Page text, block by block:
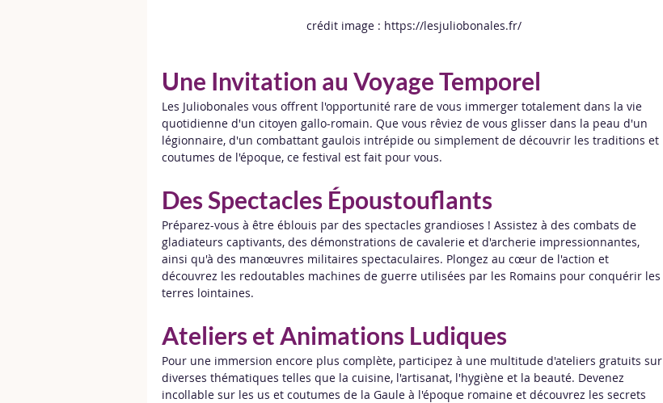
crédit image : https://lesjuliobonales.fr/
Une Invitation au Voyage Temporel
Les Juliobonales vous offrent l'opportunité rare de vous immerger totalement dans la vie
quotidienne d'un citoyen gallo-romain. Que vous rêviez de vous glisser dans la peau d'un
légionnaire, d'un combattant gaulois intrépide ou simplement de découvrir les traditions et
coutumes de l'époque, ce festival est fait pour vous.
Des Spectacles Époustouflants
Préparez-vous à être éblouis par des spectacles grandioses ! Assistez à des combats de
gladiateurs captivants, des démonstrations de cavalerie et d'archerie impressionnantes,
ainsi qu'à des manœuvres militaires spectaculaires. Plongez au cœur de l'action et
découvrez les redoutables machines de guerre utilisées par les Romains pour conquérir les
terres lointaines.
Ateliers et Animations Ludiques
Pour une immersion encore plus complète, participez à une multitude d'ateliers gratuits sur
diverses thématiques telles que la cuisine, l'artisanat, l'hygiène et la beauté. Devenez
incollable sur les us et coutumes de la Gaule à l'époque romaine et découvrez les secrets